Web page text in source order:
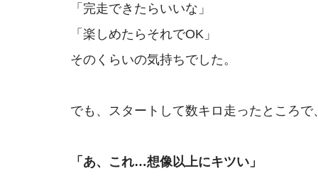
「完走できたらいいな」
「楽しめたらそれでOK」
そのくらいの気持ちでした。
でも、スタートして数キロ走ったところ
「あ、これ…想像以上にキツい」